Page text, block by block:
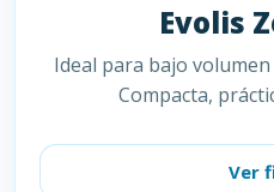
Evolis
Ideal para bajo
Compacta,
Ver